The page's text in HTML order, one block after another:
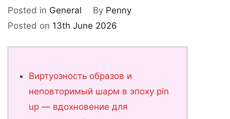
Posted in General By Penny
Posted on 13th June 2026
Виртуозность образов и
неповторимый шарм в эпоху pin
up — вдохновение для